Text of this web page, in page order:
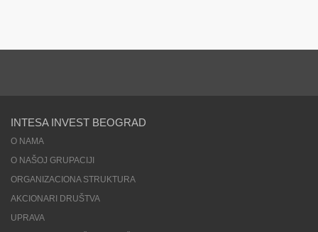
INTESA INVEST BEOGRAD
O NAMA
O NAŠOJ GRUPACIJI
ORGANIZACIONA STRUKTURA
AKCIONARI DRUŠTVA
UPRAVA